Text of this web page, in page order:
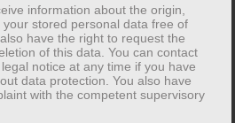
ces liens
contenu:
a été créé avec le plus grand
pouvons assumer aucune
information about the origin,
stored personal data free of
have the right to request the
of this data. You can contact
notice at any time if you have
data protection. You also have
with the competent supervisory